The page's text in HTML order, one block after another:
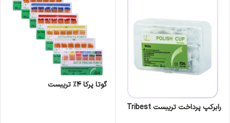
رابرکپ پرداخت تریبست Tribest
گوتا پرکا 4% تریبست